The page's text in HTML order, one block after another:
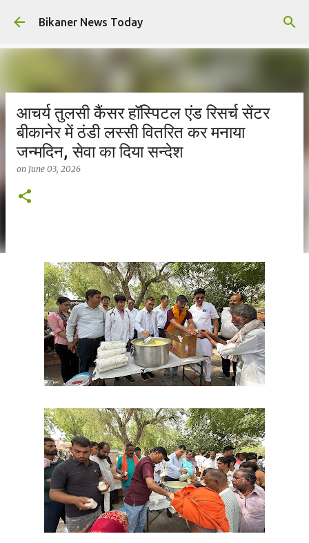
Skip to main content
Bikaner News Today
आचर्य तुलसी कैंसर हॉस्पिटल एंड रिसर्च सेंटर
बीकानेर में ठंडी लस्सी वितरित कर मनाया
जन्मदिन, सेवा का दिया सन्देश
on June 03, 2026